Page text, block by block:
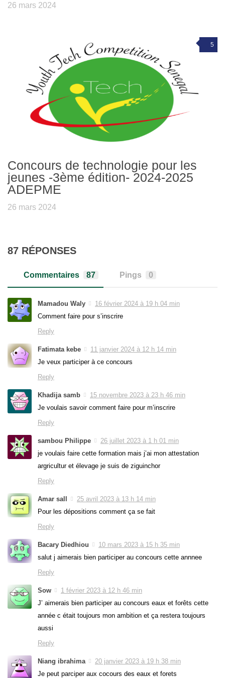
26 mars 2024
5
Concours de technologie pour les
jeunes -3ème édition- 2024-2025
ADEPME
26 mars 2024
87 RÉPONSES
Commentaires 87 Pings 0
Mamadou Waly
16 février 2024 à 19 h 04 min
Comment faire pour s’inscrire
Reply
Fatimata kebe
11 janvier 2024 à 12 h 14 min
Je veux participer à ce concours
Reply
Khadija samb
15 novembre 2023 à 23 h 46 min
Je voulais savoir comment faire pour m’inscrire
Reply
sambou Philippe
26 juillet 2023 à 1 h 01 min
je voulais faire cette formation mais j’ai mon attestation
argricultur et élevage je suis de ziguinchor
Reply
Amar sall
25 avril 2023 à 13 h 14 min
Pour les dépositions comment ça se fait
Reply
Bacary Diedhiou
10 mars 2023 à 15 h 35 min
salut j aimerais bien participer au concours cette annnee
Reply
Sow
1 février 2023 à 12 h 46 min
J’ aimerais bien participer au concours eaux et forêts cette
année c était toujours mon ambition et ça restera toujours
aussi
Reply
Niang ibrahima
20 janvier 2023 à 19 h 38 min
Je peut parciper aux cocours des eaux et forets